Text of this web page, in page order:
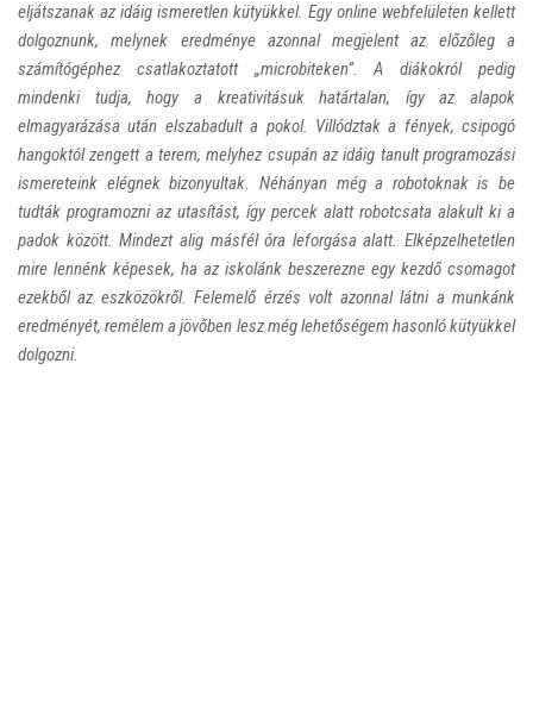
eljátszanak az idáig ismeretlen kütyükkel. Egy online webfelületen kellett
dolgoznunk, melynek eredménye azonnal megjelent az előzőleg a
számítógéphez csatlakoztatott „microbiteken”. A diákokról pedig
mindenki tudja, hogy a kreativitásuk határtalan, így az alapok
elmagyarázása után elszabadult a pokol. Villództak a fények, csipogó
hangoktól zengett a terem, melyhez csupán az idáig tanult programozási
ismereteink elégnek bizonyultak. Néhányan még a robotoknak is be
tudták programozni az utasítást, így percek alatt robotcsata alakult ki a
padok között. Mindezt alig másfél óra leforgása alatt. Elképzelhetetlen
mire lennénk képesek, ha az iskolánk beszerezne egy kezdő csomagot
ezekből az eszközökről. Felemelő érzés volt azonnal látni a munkánk
eredményét, remélem a jövőben lesz még lehetőségem hasonló kütyükkel
dolgozni.